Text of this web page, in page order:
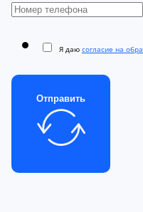
Я даю согласие на
Отправить